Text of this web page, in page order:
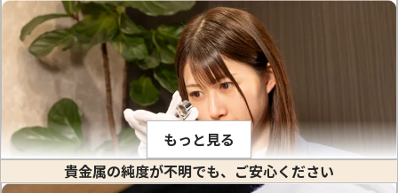
24金(K24)田中貴金属 純金小判
3.75g
24金 (K24) 鶴亀小
3.7g
もっと見る
貴金属の純度が不明でも、ご安心ください